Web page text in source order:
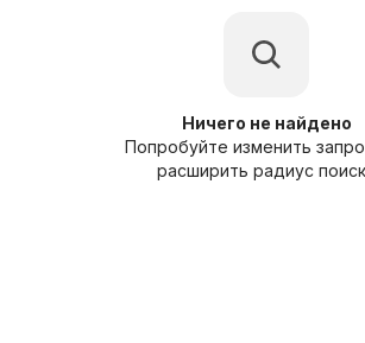
Ничего не найдено
Попробуйте изменить
расширить радиус